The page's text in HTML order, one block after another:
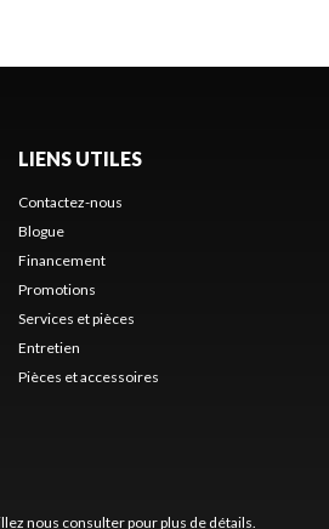
LIENS UTILES
Contactez-nous
Blogue
Financement
Promotions
Services et pièces
Entretien
Pièces et accessoires
nous consulter pour plus de détails.